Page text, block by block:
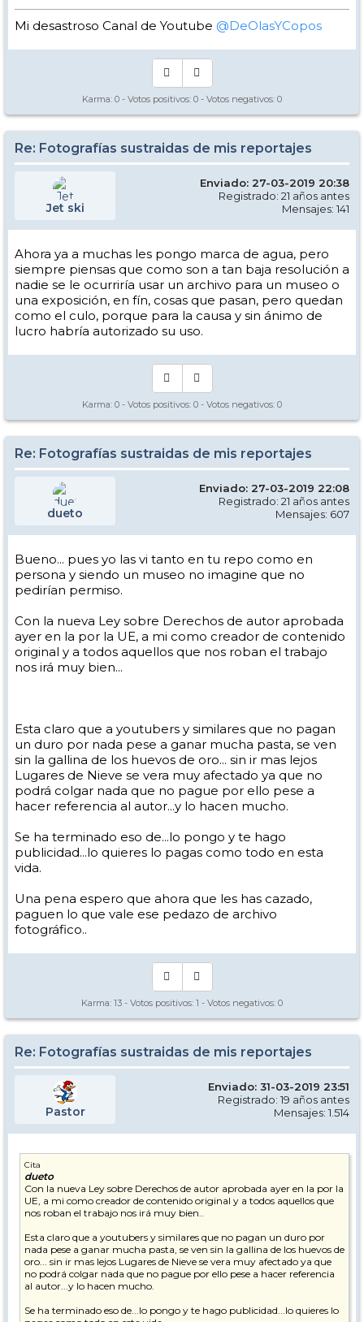
Mi desastroso Canal de Youtube @DeOlasYCopos
Karma: 0 - Votos positivos: 0 - Votos negativos: 0
Re: Fotografías sustraidas de mis reportajes
Jet ski
Enviado: 27-03-2019 20:38
Registrado: 21 años antes
Mensajes: 141
Ahora ya a muchas les pongo marca de agua, pero
siempre piensas que como son a tan baja resolución a
nadie se le ocurriría usar un archivo para un museo o
una exposición, en fín, cosas que pasan, pero quedan
como el culo, porque para la causa y sin ánimo de
lucro habría autorizado su uso.
Karma: 0 - Votos positivos: 0 - Votos negativos: 0
Re: Fotografías sustraidas de mis reportajes
dueto
Enviado: 27-03-2019 22:08
Registrado: 21 años antes
Mensajes: 607
Bueno... pues yo las vi tanto en tu repo como en
persona y siendo un museo no imagine que no
pedirían permiso.
Con la nueva Ley sobre Derechos de autor aprobada
ayer en la por la UE, a mi como creador de contenido
original y a todos aquellos que nos roban el trabajo
nos irá muy bien...
Esta claro que a youtubers y similares que no pagan
un duro por nada pese a ganar mucha pasta, se ven
sin la gallina de los huevos de oro... sin ir mas lejos
Lugares de Nieve se vera muy afectado ya que no
podrá colgar nada que no pague por ello pese a
hacer referencia al autor...y lo hacen mucho.
Se ha terminado eso de...lo pongo y te hago
publicidad...lo quieres lo pagas como todo en esta
vida.
Una pena espero que ahora que les has cazado,
paguen lo que vale ese pedazo de archivo
fotográfico..
Karma: 13 - Votos positivos: 1 - Votos negativos: 0
Re: Fotografías sustraidas de mis reportajes
Pastor
Enviado: 31-03-2019 23:51
Registrado: 19 años antes
Mensajes: 1.514
Cita
dueto
Con la nueva Ley sobre Derechos de autor aprobada ayer en la por la
UE, a mi como creador de contenido original y a todos aquellos que
nos roban el trabajo nos irá muy bien..
Esta claro que a youtubers y similares que no pagan un duro por
nada pese a ganar mucha pasta, se ven sin la gallina de los huevos de
oro... sin ir mas lejos Lugares de Nieve se vera muy afectado ya que
no podrá colgar nada que no pague por ello pese a hacer referencia
al autor...y lo hacen mucho.
Se ha terminado eso de...lo pongo y te hago publicidad...lo quieres lo